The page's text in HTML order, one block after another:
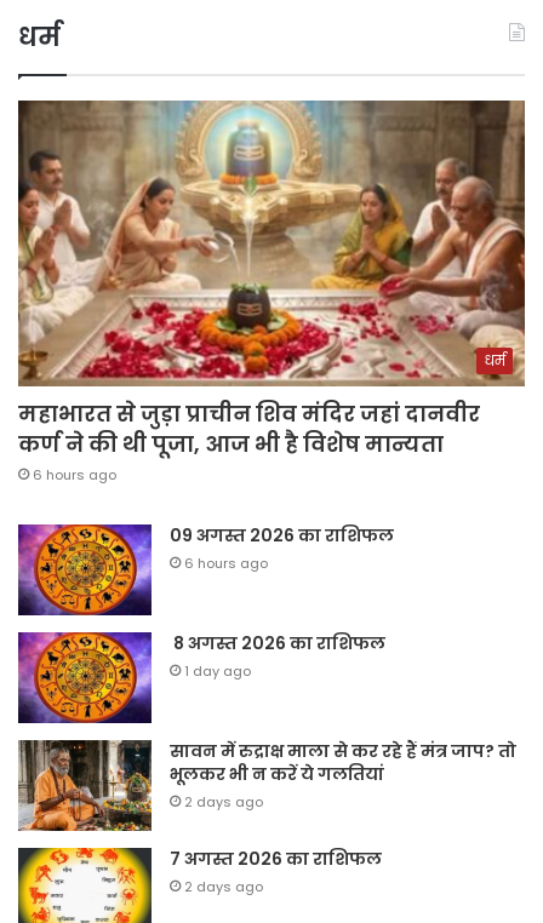
धर्म
धर्म
महाभारत से जुड़ा प्राचीन शिव मंदिर जहां दानवीर
कर्ण ने की थी पूजा, आज भी है विशेष मान्यता
6 hours ago
09 अगस्त 2026 का राशिफल
6 hours ago
8 अगस्त 2026 का राशिफल
1 day ago
सावन में रुद्राक्ष माला से कर रहे हैं मंत्र जाप? तो
भूलकर भी न करें ये गलतियां
2 days ago
7 अगस्त 2026 का राशिफल
2 days ago